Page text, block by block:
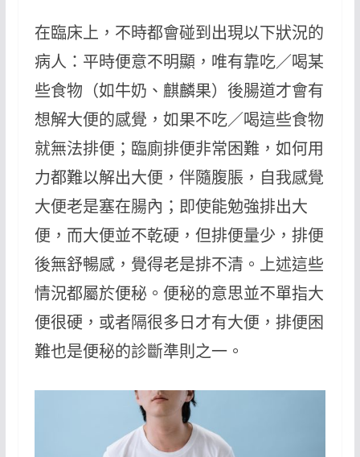
在臨床上，不時都會碰到出現以下狀況的
病人：平時便意不明顯，唯有靠吃／喝某
些食物（如牛奶、麒麟果）後腸道才會有
想解大便的感覺，如果不吃／喝這些食物
就無法排便；臨廁排便非常困難，如何用
力都難以解出大便，伴隨腹脹，自我感覺
大便老是塞在腸內；即使能勉強排出大
便，而大便並不乾硬，但排便量少，排便
後無舒暢感，覺得老是排不清。上述這些
情況都屬於便秘。便秘的意思並不單指大
便很硬，或者隔很多日才有大便，排便困
難也是便秘的診斷準則之一。